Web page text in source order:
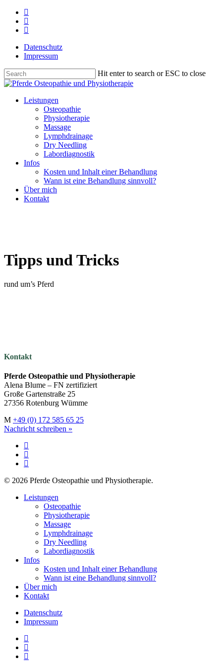
Skip
main
instagram
phone
email
Datenschutz
Impressum
Hit enter to search or ESC to close
Close
Menu
Leistungen
Osteopathie
Physiotherapie
Massage
Lymphdrainage
Dry Needling
Labordiagnostik
Infos
Kosten und Inhalt einer Behandlung
Wann ist eine Behandlung sinnvoll?
Über mich
Kontakt
Tipps und Tricks
rund um’s Pferd
Kontakt
Pferde Osteopathie und Physiotherapie
Alena Blume – FN zertifiziert
Große Gartenstraße 25
27356 Rotenburg Wümme
M +49 (0) 172 585 65 25
Nachricht schreiben »
instagram
phone
email
© 2026 Pferde Osteopathie und Physiotherapie.
Close
Leistungen
Osteopathie
Physiotherapie
Massage
Lymphdrainage
Dry Needling
Labordiagnostik
Infos
Kosten und Inhalt einer Behandlung
Wann ist eine Behandlung sinnvoll?
Über mich
Kontakt
Datenschutz
Impressum